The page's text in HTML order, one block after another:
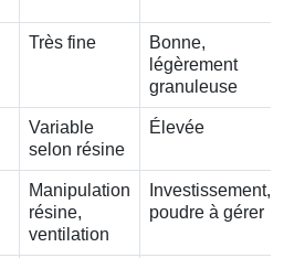
Très fine
Bonne,
légèrement
granuleuse
Variable
selon résine
Élevée
Manipulation
résine,
ventilation
Investissement,
poudre à gérer